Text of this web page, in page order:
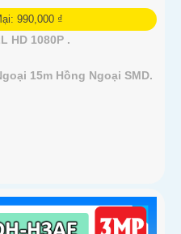
990,000 ₫
HD 1080P .
15m Hồng Ngoại SMD.